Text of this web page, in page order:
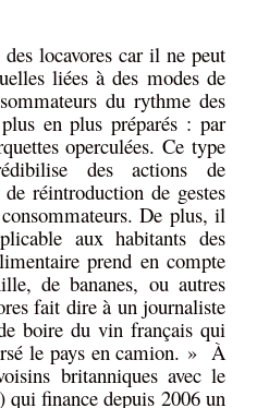
locavores car il ne peut
liées à des modes de
du rythme des
en plus préparés : par
operculées. Ce type
des actions de
réintroduction de gestes
De plus, il
aux habitants des
prend en compte
de bananes, ou autres
fait dire à un journaliste
boire du vin français qui
le pays en camion. » À
britanniques avec le
qui finance depuis 2006 un